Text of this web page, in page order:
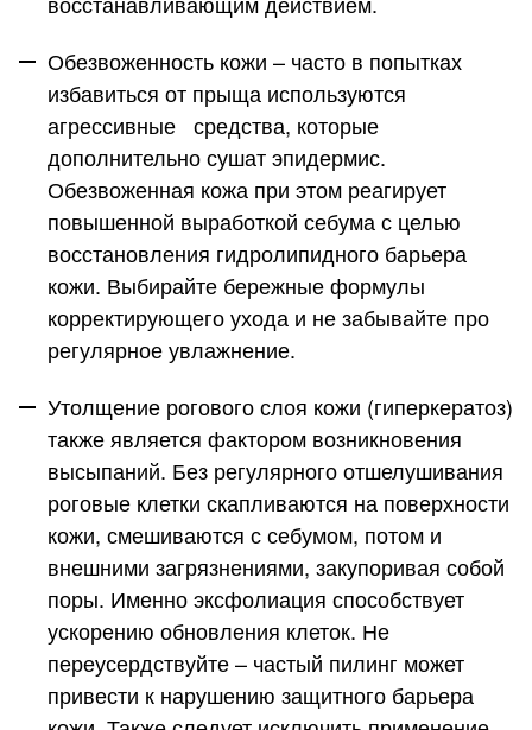
Обезвоженность кожи – часто в попытках
избавиться от прыща используются
агрессивные средства, которые
дополнительно сушат эпидермис.
Обезвоженная кожа при этом реагирует
повышенной выработкой себума с целью
восстановления гидролипидного барьера
кожи. Выбирайте бережные формулы
корректирующего ухода и не забывайте про
регулярное увлажнение.
Утолщение рогового слоя кожи (гиперкератоз)
также является фактором возникновения
высыпаний. Без регулярного отшелушивания
роговые клетки скапливаются на поверхности
кожи, смешиваются с себумом, потом и
внешними загрязнениями, закупоривая собой
поры. Именно эксфолиация способствует
ускорению обновления клеток. Не
переусердствуйте – частый пилинг может
привести к нарушению защитного барьера